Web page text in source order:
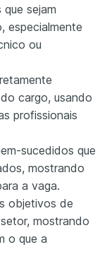
sejam
especialmente
ou
cargo, usando
profissionais
sucedidos que
mostrando
a vaga.
objetivos de
mostrando
o que a